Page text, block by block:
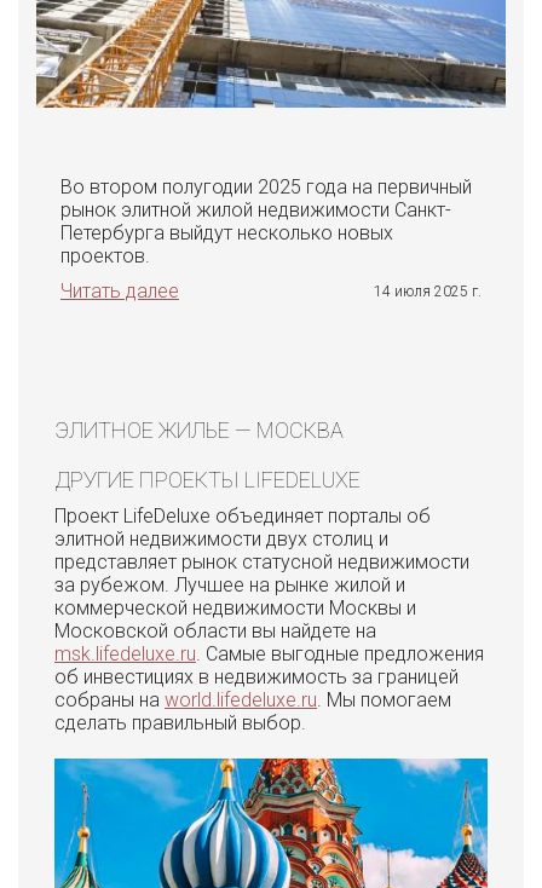
Во втором полугодии 2025 года на первичный
рынок элитной жилой недвижимости Санкт-
Петербурга выйдут несколько новых
проектов.
Читать далее
14 июля 2025 г.
ЭЛИТНОЕ ЖИЛЬЕ — МОСКВА
ДРУГИЕ ПРОЕКТЫ LIFEDELUXE
Проект LifeDeluxe объединяет порталы об
элитной недвижимости двух столиц и
представляет рынок статусной недвижимости
за рубежом. Лучшее на рынке жилой и
коммерческой недвижимости Москвы и
Московской области вы найдете на
msk.lifedeluxe.ru. Самые выгодные предложения
об инвестициях в недвижимость за границей
собраны на world.lifedeluxe.ru. Мы помогаем
сделать правильный выбор.